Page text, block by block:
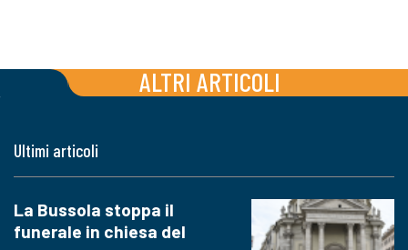
ALTRI ARTICOLI
Ultimi articoli
La Bussola stoppa il
funerale in chiesa del